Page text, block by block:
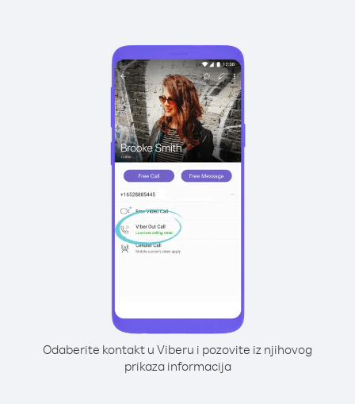
Odaberite kontakt u Viberu i pozovite iz njihovog
prikaza informacija